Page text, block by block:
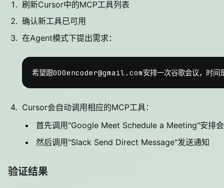
刷新Cursor中的MCP工具列表
确认新工具已可用
在Agent模式下提出需求：
Cursor会自动调用相应的MCP工具：
首先调用"Google Meet Schedule a Meeting"安排
然后调用"Slack Send Direct Message"发送通知
验证结果